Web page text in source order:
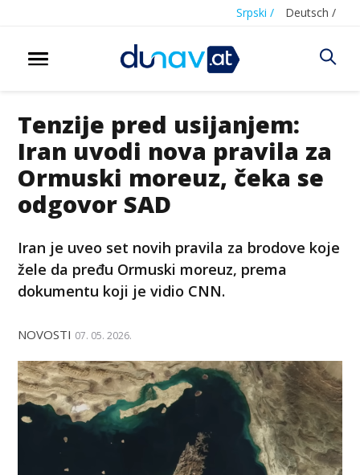
Srpski / Deutsch /
Tenzije pred usijanjem:
Iran uvodi nova pravila za
Ormuski moreuz, čeka se
odgovor SAD
Iran je uveo set novih pravila za brodove koje
žele da pređu Ormuski moreuz, prema
dokumentu koji je vidio CNN.
NOVOSTI 07. 05. 2026.